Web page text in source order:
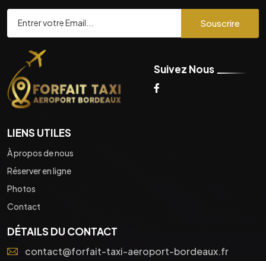
Souscrire
Suivez Nous
LIENS UTILES
À propos de nous
Réserver en ligne
Photos
Contact
DÉTAILS DU CONTACT
contact@forfait-taxi-aeroport-bordeaux.fr